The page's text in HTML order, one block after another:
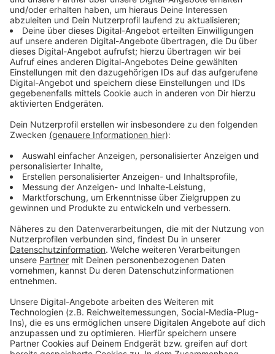
bei der RB92 zwischen Olpe und Finnentrop. Hier fällt
kaum was aus. Auch die Hellertalbahn zwischen
Betzdorf und Dillenburg steht relativ gut da.
Anzeige
Geduld zwischen Siegen und Bad Berleburg
nötig
Anzeige
Pendler der Rothaarbahn zwischen Siegen und Bad
Berleburg müssen weiter Geduld mitbringen. Zwischen
Aue und Berleburg bleibt die Strecke noch
länger gesperrt – wegen Brückenschäden. Wann genau
die Brücken repariert werden, ist nicht genau klar –
nach Angaben der Deutschen Bahn nicht vor Ende
2028. Bis dahin fahren Ersatzbusse. Teilweise seien die
zuverlässiger als vorher die Bahn, hieß es
gestern Abend. Das ist aber nicht das einzige Problem
auf der Strecke. Bei Lützel gab es im Januar eine
Hangrutsch. Hier fahren die Züge deshalb aktuell
langsamer. Demnächst soll ein Gutachter sich das